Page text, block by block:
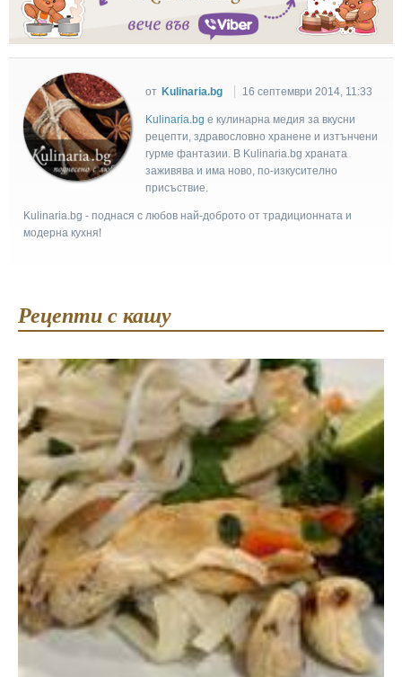
от Kulinaria.bg 16 септември 2014, 11:33
Kulinaria.bg e кулинарна медия за вкусни
рецепти, здравословно хранене и изтънчени
гурме фантазии. В Kulinaria.bg храната
заживява и има ново, по-изкусително
присъствие.
Kulinaria.bg - поднася с любов най-доброто от традиционната и
модерна кухня!
Рецепти с кашу